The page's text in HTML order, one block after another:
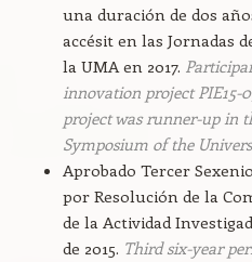
una duración de dos
accésit en las Jornadas
la UMA en 2017.
innovation project PIE15-
project was runner-up in
Symposium of the
Aprobado Tercer
por Resolución de la
de la Actividad
de 2015. Third six-year